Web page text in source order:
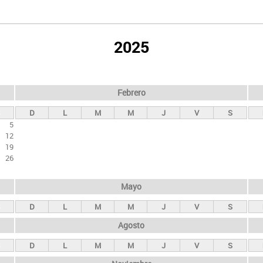
2025
5
12
19
26
Febrero
D L M M J V S
Mayo
D L M M J V S
Agosto
D L M M J V S